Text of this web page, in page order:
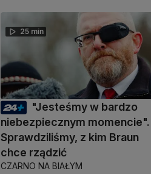
25 min
"Jesteśmy w bardzo
niebezpiecznym momencie".
Sprawdziliśmy, z kim Braun
chce rządzić
CZARNO NA BIAŁYM